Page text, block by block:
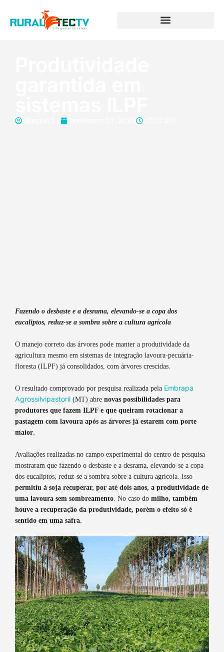
Fazendo o desbaste e a desrama, elevando-se a copa dos
eucaliptos, reduz-se a sombra sobre a cultura agrícola
O manejo correto das árvores pode manter a produtividade da
agricultura mesmo em sistemas de integração lavoura-pecuária-
floresta (ILPF) já consolidados, com árvores crescidas.
O resultado comprovado por pesquisa realizada pela Embrapa
Agrossilvipastoril (MT) abre novas possibilidades para
produtores que fazem ILPF e que queiram rotacionar a
pastagem com lavoura após as árvores já estarem com porte
maior.
Avaliações realizadas no campo experimental do centro de pesquisa
mostraram que fazendo o desbaste e a desrama, elevando-se a copa
dos eucaliptos, reduz-se a sombra sobre a cultura agrícola. Isso
permitiu à soja recuperar, por até dois anos, a produtividade de
uma lavoura sem sombreamento. No caso do milho, também
houve a recuperação da produtividade, porém o efeito só é
sentido em uma safra.